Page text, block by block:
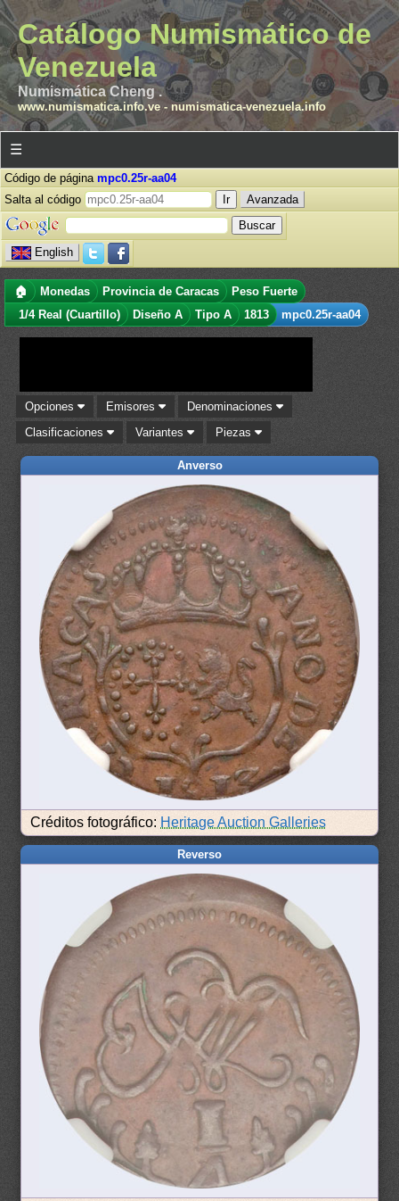
Catálogo Numismático de
Venezuela
Numismática Cheng .
www.numismatica.info.ve- numismatica-venezuela.info
☰
Código de página mpc0.25r-aa04
Salta al código
Avanzada
English
🏠 Monedas Provincia de Caracas
Peso Fuerte
1/4 Real (Cuartillo)
Diseño A Tipo A 1813 mpc0.25r-aa04
Opciones Emisores
Denominaciones
Clasificaciones
Variantes Piezas
Anverso
Créditos fotográfico: Heritage Auction Galleries
Reverso